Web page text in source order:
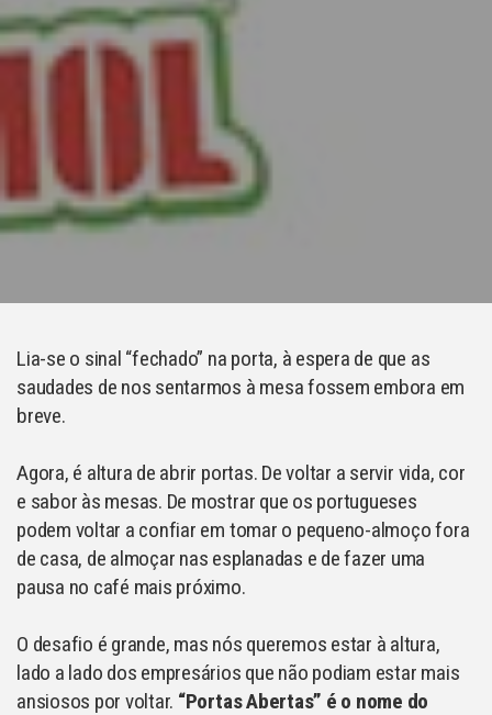
Lia-se o sinal “fechado” na porta, à espera de que as
saudades de nos sentarmos à mesa fossem embora em
breve.
Agora, é altura de abrir portas. De voltar a servir vida, cor
e sabor às mesas. De mostrar que os portugueses
podem voltar a confiar em tomar o pequeno-almoço fora
de casa, de almoçar nas esplanadas e de fazer uma
pausa no café mais próximo.
O desafio é grande, mas nós queremos estar à altura,
lado a lado dos empresários que não podiam estar mais
ansiosos por voltar. “Portas Abertas” é o nome do